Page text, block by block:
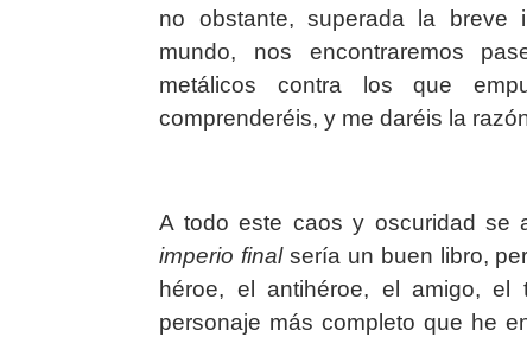
no obstante, superada la breve
mundo, nos encontraremos
metálicos contra los que
comprenderéis, y me daréis la
A todo este caos y oscuridad se
imperio finalsería un buen libro,
héroe, el antihéroe, el amigo,
personaje más completo que he